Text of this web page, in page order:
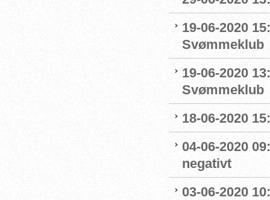
19-06-2020
Svømmeklub
19-06-2020
Svømmeklub
18-06-2020
04-06-2020
negativt
03-06-2020